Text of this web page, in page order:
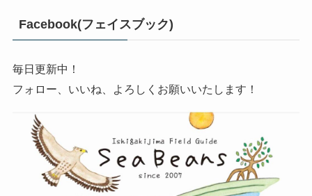
Facebook(フェイスブック)
毎日更新中！
フォロー、いいね、よろしくお願いいたします！